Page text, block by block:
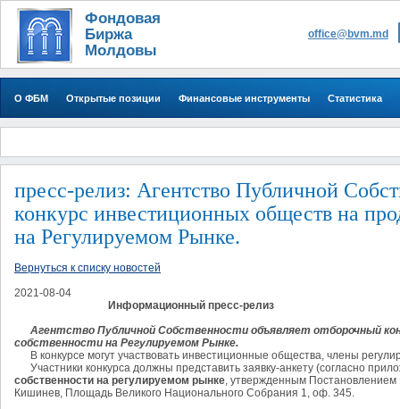
Фондовая
Биржа
Молдовы
office@bvm.md
О ФБМ Открытые позиции Финансовые инструменты Статистика
пресс-релиз: Агентство Публичной
конкурс инвестиционных обществ на
на Регулируемом Рынке.
Вернуться к списку новостей
2021-08-04
Информационный пресс-релиз
Агентство Публичной Собственности объявляет отборочный
собственности на Регулируемом Рынке.
В конкурсе могут участвовать инвестиционные общества, члены
Участники конкурса должны представить заявку-анкету (согласно
собственности на регулируемом рынке, утвержденным
Кишинев, Площадь Великого Национального Cобрания 1, оф. 345.